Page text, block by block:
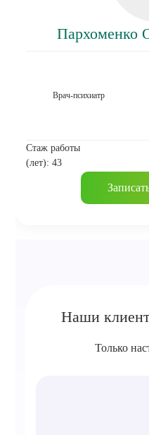
Пархоменко
Врач-психиатр
Стаж работы
(лет): 43
Наши
Только